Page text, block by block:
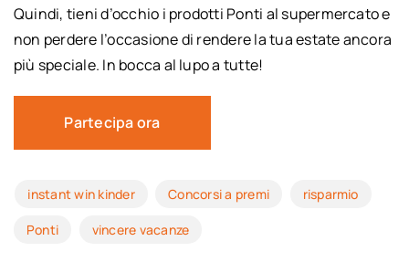
Quindi, tieni d’occhio i prodotti Ponti al supermercato e
non perdere l’occasione di rendere la tua estate ancora
più speciale. In bocca al lupo a tutte!
Partecipa ora
instant win kinder Concorsi a premi risparmio
Ponti vincere vacanze